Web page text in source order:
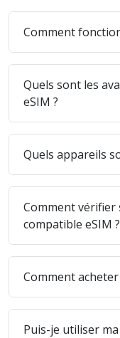
Comment
Quels sont les
eSIM ?
Quels appareils
Comment
compatible eSIM ?
Comment
Puis-je utiliser